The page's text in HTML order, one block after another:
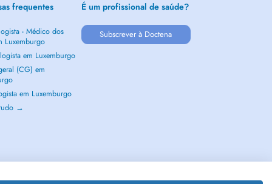
frequentes
- Médico dos
Luxemburgo
em Luxemburgo
(CG) em
em Luxemburgo
→
É um profissional de saúde?
Subscrever à Doctena